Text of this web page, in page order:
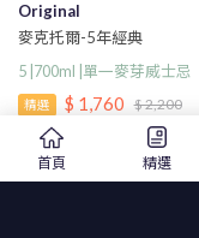
Original
麥克托爾-5年經典
5 |700ml |單一麥芽威士忌
精選 $ 1,760 $ 2,200
首頁 精選